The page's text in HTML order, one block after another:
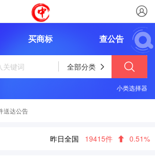
买商标 查公告
全部分类
小类选择器
有这样的含义？
送达公告
标注册证书，请及时领取
昨日全国 19415件 0.51%